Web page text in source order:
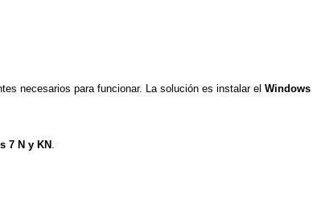
necesarios para funcionar. La solución es instalar el Windows
7 N y KN